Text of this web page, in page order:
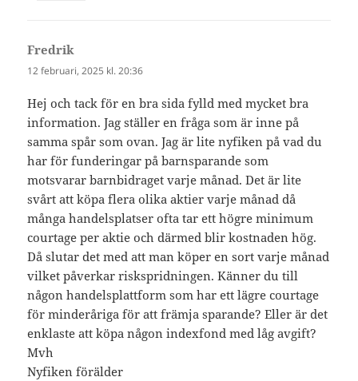
Fredrik
12 februari, 2025 kl. 20:36
Hej och tack för en bra sida fylld med mycket bra
information. Jag ställer en fråga som är inne på
samma spår som ovan. Jag är lite nyfiken på vad du
har för funderingar på barnsparande som
motsvarar barnbidraget varje månad. Det är lite
svårt att köpa flera olika aktier varje månad då
många handelsplatser ofta tar ett högre minimum
courtage per aktie och därmed blir kostnaden hög.
Då slutar det med att man köper en sort varje månad
vilket påverkar riskspridningen. Känner du till
någon handelsplattform som har ett lägre courtage
för minderåriga för att främja sparande? Eller är det
enklaste att köpa någon indexfond med låg avgift?
Mvh
Nyfiken förälder